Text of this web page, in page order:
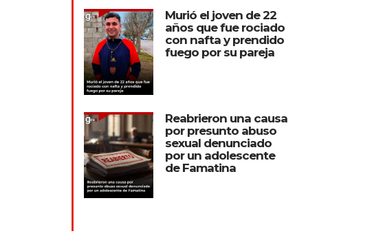
Murió el joven de 22
años que fue rociado
con nafta y prendido
fuego por su pareja
Reabrieron una causa
por presunto abuso
sexual denunciado
por un adolescente
de Famatina